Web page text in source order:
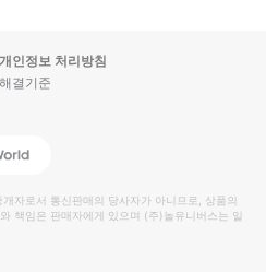
개인정보 처리방침
결기준
Global
자로서 통신판매의 당사자가 아니므로, 상품의
책임은 판매자에게 있으며 (주)놀유니버스는 일